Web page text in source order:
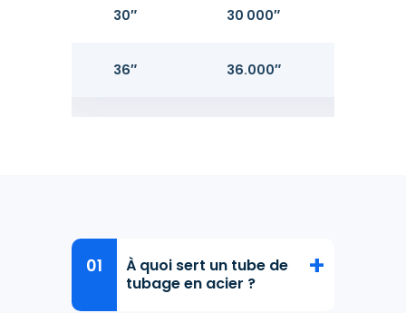
30″ 30 000″
36″ 36.000″
À quoi sert un tube de
tubage en acier ?